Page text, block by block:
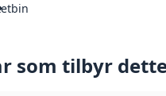
bin
som tilbyr